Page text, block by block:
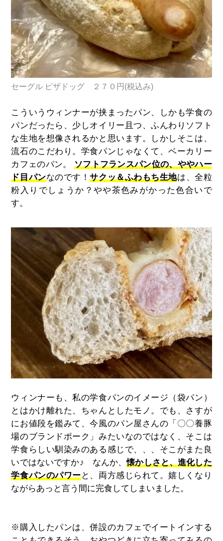
セーグル ピザドッグ ２７０円(税込み)
こういうウィンナーが挟まったパン、しかも学食の
パンだったら、少しオイリー且つ、ふんわりソフト
な生地を想像されるかと思います。しかしそこは、
流石のこだわり。学食パンじゃなくて、ベーカリー
カフェのパン。 ソフトフランスパン位の、ややハー
ド目パンなのです！サクッ＆ふわもち生地は、全粒
粉入りでしょうか？やや茶色みがかった色合いで
す。
ウィンナーも、私の学食パンのイメージ（袋パン）
とはかけ離れた、ちゃんとしたモノ。でも、さすが
にお値段を鑑みて、今風のパン屋さんの「〇〇養豚
場のブランドポーク」みたいなのではなく、そこは
学食らしい馴染みのある感じで、、、そこがまた良
いではないですか♪ なんか、懐かしさと、進化した
学食パンのパワーと、両方感じられて。嬉しくなり
ながらあっと言う間に完食してしまいました。
※購入したパンは、併設のカフェでイートインする